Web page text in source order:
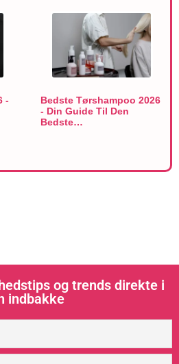
-
Bedste Tørshampoo 2026
- Din Guide Til Den
Bedste…
og trends direkte i
indbakke